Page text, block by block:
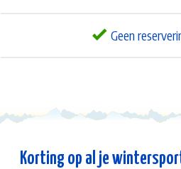
Geen
Korting op al je